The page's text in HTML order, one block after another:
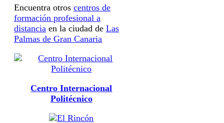
Encuentra otros centros de
formación profesional a
distancia en la ciudad de Las
Palmas de Gran Canaria
Centro Internacional
Politécnico